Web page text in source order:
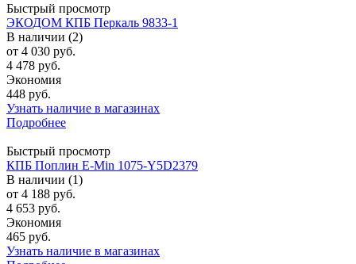
Быстрый просмотр
ЭКОДОМ КПБ Перкаль 9833-1
В наличии (2)
от 4 030 руб.
4 478 руб.
Экономия
448 руб.
Узнать наличие в магазинах
Подробнее
Быстрый просмотр
КПБ Поплин E-Min 1075-Y5D2379
В наличии (1)
от 4 188 руб.
4 653 руб.
Экономия
465 руб.
Узнать наличие в магазинах